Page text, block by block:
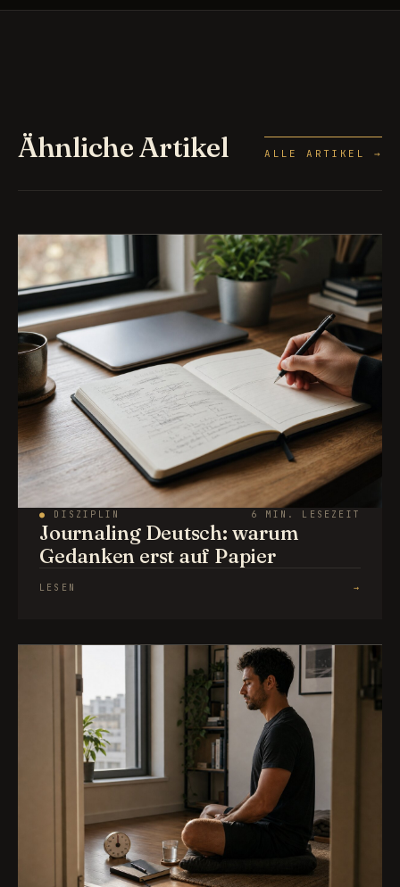
Ähnliche Artikel ALLE ARTIKEL →
● DISZIPLIN 6 MIN. LESEZEIT
Journaling Deutsch: warum
Gedanken erst auf Papier
LESEN →